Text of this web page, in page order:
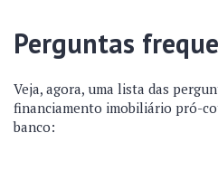
Perguntas
Veja, agora, uma lista das
financiamento imobiliário pró-
banco: